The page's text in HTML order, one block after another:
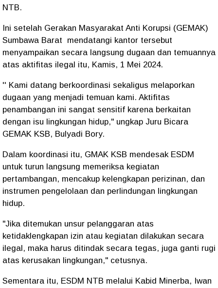
NTB.
Ini setelah Gerakan Masyarakat Anti Korupsi (GEMAK)
Sumbawa Barat mendatangi kantor tersebut
menyampaikan secara langsung dugaan dan temuannya
atas aktifitas ilegal itu, Kamis, 1 Mei 2024.
'' Kami datang berkoordinasi sekaligus melaporkan
dugaan yang menjadi temuan kami. Aktifitas
penambangan ini sangat sensitif karena berkaitan
dengan isu lingkungan hidup," ungkap Juru Bicara
GEMAK KSB, Bulyadi Bory.
Dalam koordinasi itu, GMAK KSB mendesak ESDM
untuk turun langsung memeriksa kegiatan
pertambangan, mencakup kelengkapan perizinan, dan
instrumen pengelolaan dan perlindungan lingkungan
hidup.
"Jika ditemukan unsur pelanggaran atas
ketidaklengkapan izin atau kegiatan dilakukan secara
ilegal, maka harus ditindak secara tegas, juga ganti rugi
atas kerusakan lingkungan," cetusnya.
Sementara itu, ESDM NTB melalui Kabid Minerba, Iwan